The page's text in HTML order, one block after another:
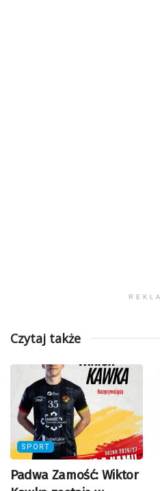
Czytaj także
SPORT
Padwa Zamość: Wiktor